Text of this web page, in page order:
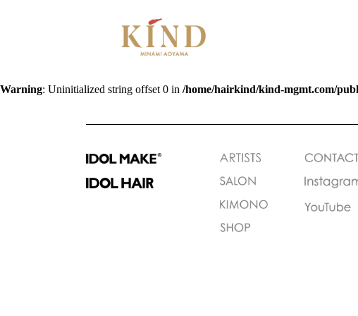
Warning: Uninitialized string offset 0 in /home/hairkind/kind-mgmt.com/